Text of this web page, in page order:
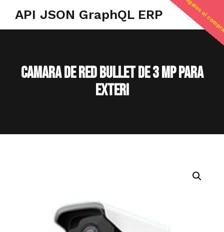
API JSON GraphQL ERP
CAMARA DE RED BULLET DE 3 MP PARA
EXTERI
regalos al